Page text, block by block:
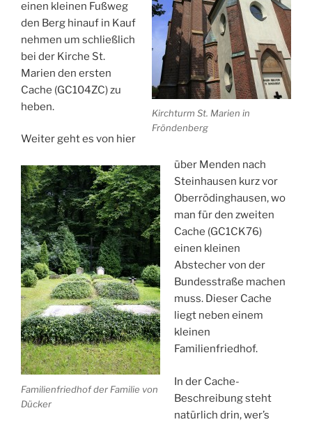
Kirchturm St. Marien in
Fröndenberg
einen kleinen Fußweg
den Berg hinauf in Kauf
nehmen um schließlich
bei der Kirche St.
Marien den ersten
Cache (GC104ZC) zu
heben.
Familienfriedhof der Familie von
Dücker
Weiter geht es von hier
über Menden nach
Steinhausen kurz vor
Oberrödinghausen, wo
man für den zweiten
Cache (GC1CK76)
einen kleinen
Abstecher von der
Bundesstraße machen
muss. Dieser Cache
liegt neben einem
kleinen
Familienfriedhof.
In der Cache-
Beschreibung steht
natürlich drin, wer’s